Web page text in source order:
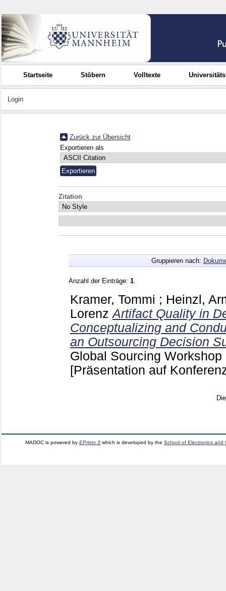
Startseite Stöbern Volltexte
Login
Zurück zur Übersicht
Exportieren als
Zitation
Gruppieren nach:
Anzahl der Einträge: 1
Kramer, Tommi ; Heinzl,
Lorenz Artifact Quality in
Conceptualizing and
an Outsourcing Decision
Global Sourcing
[Präsentation auf
MADOC is powered byEPrints 3 which is developed by theSchool of Electronics and